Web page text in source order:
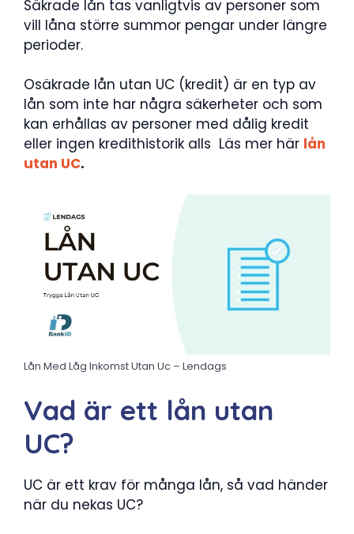
Säkrade lån tas vanligtvis av personer som
vill låna större summor pengar under längre
perioder.
Osäkrade lån utan UC (kredit) är en typ av
lån som inte har några säkerheter och som
kan erhållas av personer med dålig kredit
eller ingen kredithistorik alls Läs mer här lån
utan UC.
Lån Med Låg Inkomst Utan Uc – Lendags
Vad är ett lån utan
UC?
UC är ett krav för många lån, så vad händer
när du nekas UC?